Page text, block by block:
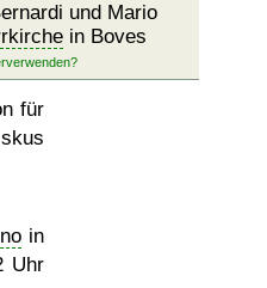
und Mario
in Boves
für
in
Uhr